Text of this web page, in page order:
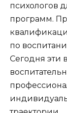
психологов
программ.
по
Сегодня эти